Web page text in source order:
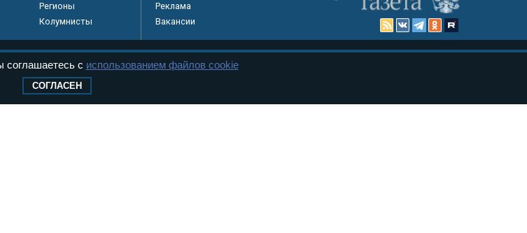
Регионы
Колумнисты
Реклама
Вакансии
соглашаетесь с использованием файлов cookie
СОГЛАСЕН